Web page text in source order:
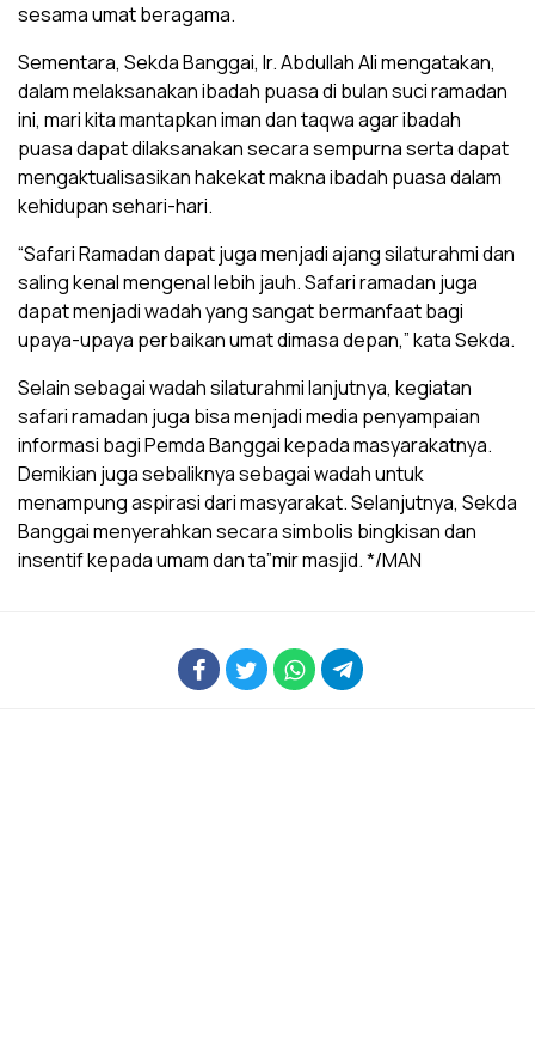
sesama umat beragama.
Sementara, Sekda Banggai, Ir. Abdullah Ali mengatakan,
dalam melaksanakan ibadah puasa di bulan suci ramadan
ini, mari kita mantapkan iman dan taqwa agar ibadah
puasa dapat dilaksanakan secara sempurna serta dapat
mengaktualisasikan hakekat makna ibadah puasa dalam
kehidupan sehari-hari.
“Safari Ramadan dapat juga menjadi ajang silaturahmi dan
saling kenal mengenal lebih jauh. Safari ramadan juga
dapat menjadi wadah yang sangat bermanfaat bagi
upaya-upaya perbaikan umat dimasa depan,” kata Sekda.
Selain sebagai wadah silaturahmi lanjutnya, kegiatan
safari ramadan juga bisa menjadi media penyampaian
informasi bagi Pemda Banggai kepada masyarakatnya.
Demikian juga sebaliknya sebagai wadah untuk
menampung aspirasi dari masyarakat. Selanjutnya, Sekda
Banggai menyerahkan secara simbolis bingkisan dan
insentif kepada umam dan ta”mir masjid. */MAN